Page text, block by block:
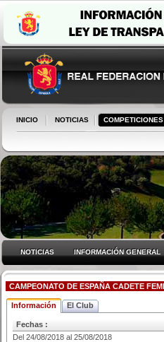
INICIO NOTICIAS COMPETICIONES
NOTICIAS INFORMACIÓN GENERAL
CAMPEONATO DE ESPAÑA CADETE
Información El Club
Fechas :
Del 24/08/2018 al 25/08/2018